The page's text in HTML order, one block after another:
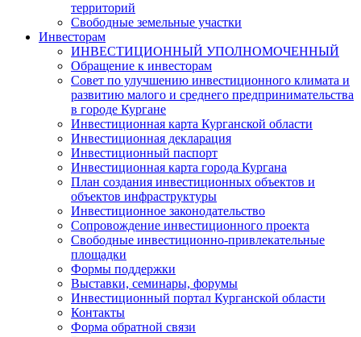
территорий
Свободные земельные участки
Инвесторам
ИНВЕСТИЦИОННЫЙ УПОЛНОМОЧЕННЫЙ
Обращение к инвесторам
Совет по улучшению инвестиционного климата и
развитию малого и среднего предпринимательства
в городе Кургане
Инвестиционная карта Курганской области
Инвестиционная декларация
Инвестиционный паспорт
Инвестиционная карта города Кургана
План создания инвестиционных объектов и
объектов инфраструктуры
Инвестиционное законодательство
Сопровождение инвестиционного проекта
Свободные инвестиционно-привлекательные
площадки
Формы поддержки
Выставки, семинары, форумы
Инвестиционный портал Курганской области
Контакты
Форма обратной связи